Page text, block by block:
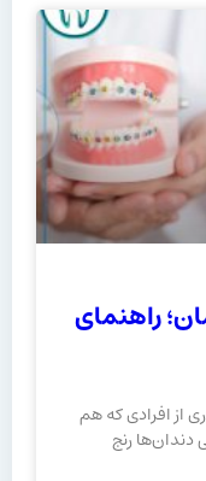
راهنمای
از افرادی که هم
دندان‌ها رنج